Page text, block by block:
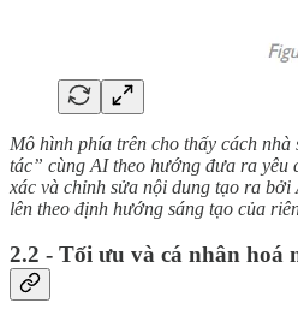
Mô hình phía trên cho thấy cách
tác” cùng AI theo hướng đưa ra yêu
xác và chỉnh sửa nội dung tạo ra
lên theo định hướng sáng tạo của
2.2 - Tối ưu và cá nhân hoá